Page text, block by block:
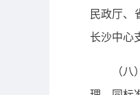
民政厅、
长沙中心
（